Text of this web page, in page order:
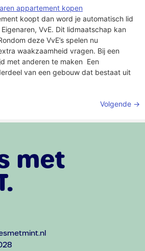
koopt dan word je automatisch lid
VvE. Dit lidmaatschap kan
deze VvE’s spelen nu
waakzaamheid vragen. Bij een
met anderen te maken Een
van een gebouw dat bestaat uit
Volgende →
met